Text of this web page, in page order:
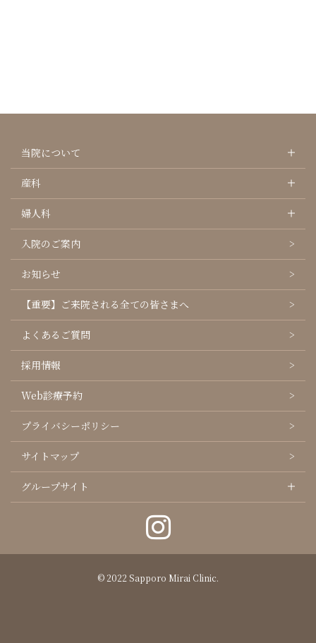
当院について
産科
婦人科
入院のご案内
お知らせ
【重要】ご来院される全ての皆さまへ
よくあるご質問
採用情報
Web診療予約
プライバシーポリシー
サイトマップ
グループサイト
© 2022 Sapporo Mirai Clinic.